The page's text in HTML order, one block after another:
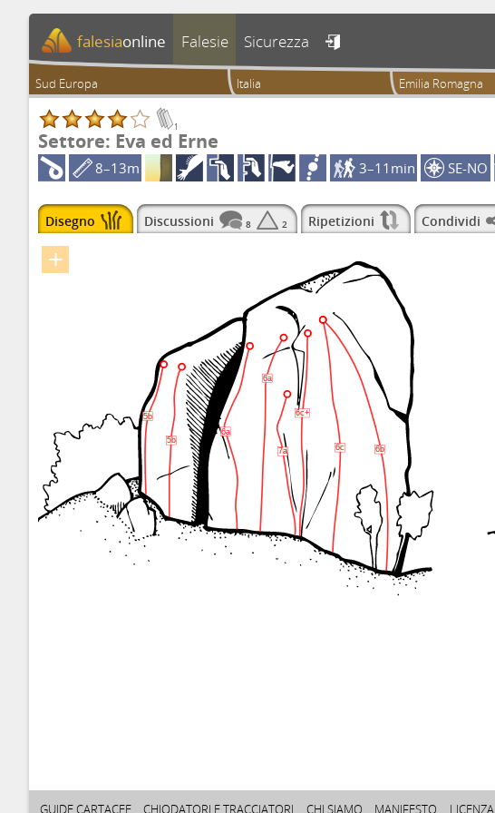
falesiaonline Falesie Sicurezza 
Sud Europa Italia Emilia Romagna
1
Settore: Eva ed Erne
8–13m 3–11min SE-NO
Disegno Discussioni 8 2 Ripetizioni Condividi
+
5b
5b
6a
6a
7a
6c+
6c 6b
GUIDE CARTACEE CHIODATORI E TRACCIATORI CHI SIAMO MANIFESTO LICENZA